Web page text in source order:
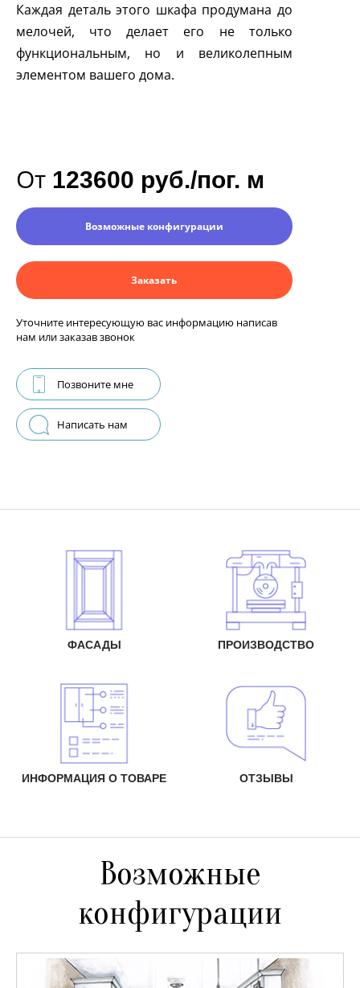
Каждая деталь этого шкафа продумана до
мелочей, что делает его не только
функциональным, но и великолепным
элементом вашего дома.
От 123600 руб./пог. м
Возможные конфигурации
Заказать
Уточните интересующую вас информацию написав
нам или заказав звонок
Позвоните мне
Написать нам
ФАСАДЫ ПРОИЗВОДСТВО
ИНФОРМАЦИЯ О ТОВАРЕ ОТЗЫВЫ
Возможные
конфигурации